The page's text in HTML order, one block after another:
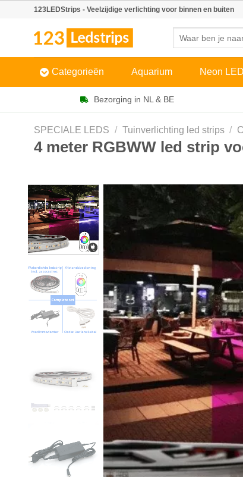
123LEDStrips - Veelzijdige verlichting voor binnen en buiten
Categorieën Aquarium Neon
Bezorging in NL & BE
SPECIALE LEDS / Tuinverlichting led strips /
4 meter RGBWW led strip